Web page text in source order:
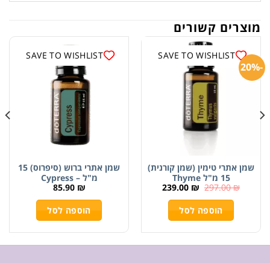
מוצרים קשורים
SAVE TO WISHLIST
-20%
שמן אתרי טימין (שמן קורנית)
15 מ"ל Thyme
297.00₪
239.00 ₪
הוספה לסל
SAVE TO WISHLIST
שמן אתרי ברוש (סיפרוס) 15
מ"ל – Cypress
85.90 ₪
הוספה לסל